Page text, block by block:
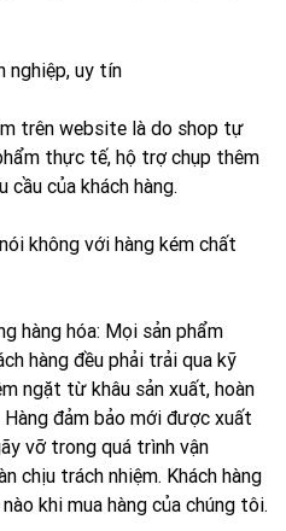
nghiệp, uy tín
trên website là do shop tự
thực tế, hộ trợ chụp thêm
cầu của khách hàng.
không với hàng kém chất
hàng hóa: Mọi sản phẩm
hàng đều phải trải qua kỹ
ngặt từ khâu sản xuất, hoàn
đảm bảo mới được xuất
vỡ trong quá trình vận
chịu trách nhiệm. Khách hàng
khi mua hàng của chúng tôi.